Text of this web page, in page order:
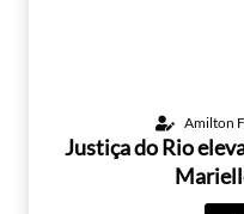
Amilton
Justiça do Rio